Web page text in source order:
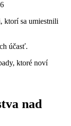
ktorí sa umiestnili
účasť.
ktoré noví
nad